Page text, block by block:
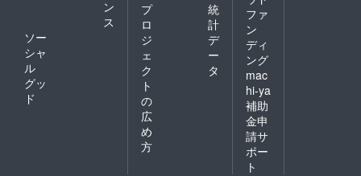
ン
ス
ソー
シャ
ル
グッ
ド
プ
ロ
ジ
ェ
ク
ト
の
広
め
方
統
計
デ
ー
タ
ファ
ン
ディ
ング
mac
hi-ya
補助
金申
請サ
ポー
ト